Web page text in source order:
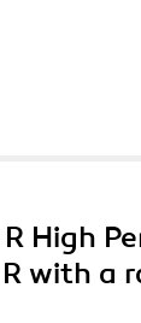
R High
with a